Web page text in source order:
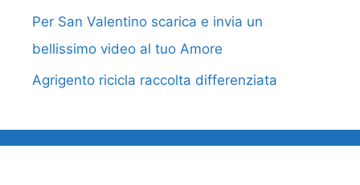
Per San Valentino scarica e invia un
bellissimo video al tuo Amore
Agrigento ricicla raccolta differenziata